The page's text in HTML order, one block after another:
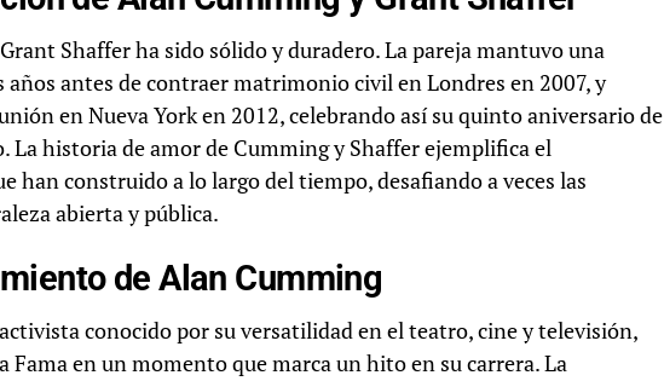
Shaffer ha sido sólido y duradero. La pareja mantuvo una
antes de contraer matrimonio civil en Londres en 2007, y
en Nueva York en 2012, celebrando así su quinto aniversario de
historia de amor de Cumming y Shaffer ejemplifica el
han construido a lo largo del tiempo, desafiando a veces las
abierta y pública.
de Alan Cumming
conocido por su versatilidad en el teatro, cine y televisión,
Fama en un momento que marca un hito en su carrera. La